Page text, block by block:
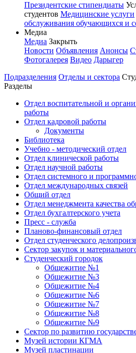
Президентские стипендиаты
студентов Медицинские услуги
обслуживания обучающихся и
Медиа
Медиа Закрыть
Новости Объявления Анонсы
Фотогалерея Видео Дарыгер
Подразделения Отделы и сектора
Разделы
Отдел воспитательной и
работы
Отдел кадровой работы
Документы
Библиотека
Учебно - методический отдел
Отдел клинической работы
Отдел научной работы
Отдел системного и
Отдел международных связей
Общий отдел
Отдел менеджмента качества
Отдел бухгалтерского учета
Пресс - служба
Планово-финансовый отдел
Отдел студенческого
Сектор закупок и
Студенческий городок
Общежитие №1
Общежитие №3
Общежитие №4
Общежитие №6
Общежитие №7
Общежитие №8
Общежитие №9
Сектор по развитию
Музей истории КГМА
Музей пластинации